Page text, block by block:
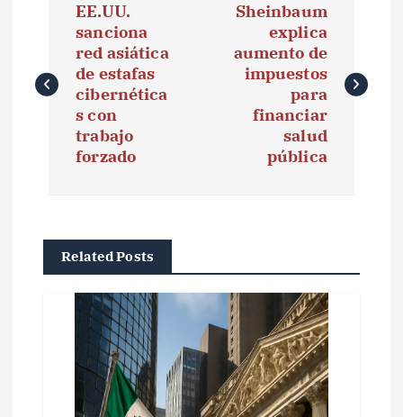
v
e
ó
EE.UU.
sanciona
red asiática
de estafas
cibernética
s con
trabajo
forzado
Sheinbaum
explica
aumento de
impuestos
para
financiar
salud
pública
Related Posts